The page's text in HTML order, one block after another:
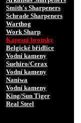
Smith's Sharpeners
Schrade Sharpeners
Warthog
Work Sharp
Kapesní brousky
Belgické břidlice
Vodní kameny
Suehiro/Cerax
Vodní kameny
Naniwa
Vodní kameny
King/Sun Tiger
Real Steel